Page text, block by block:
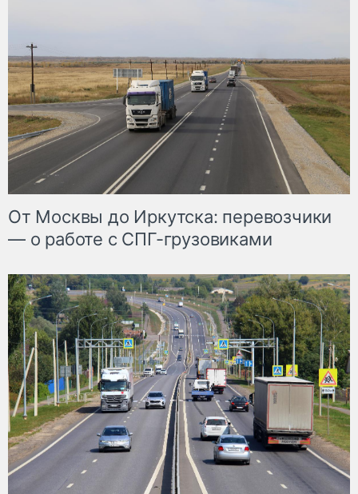
От Москвы до Иркутска: перевозчики
— о работе с СПГ-грузовиками